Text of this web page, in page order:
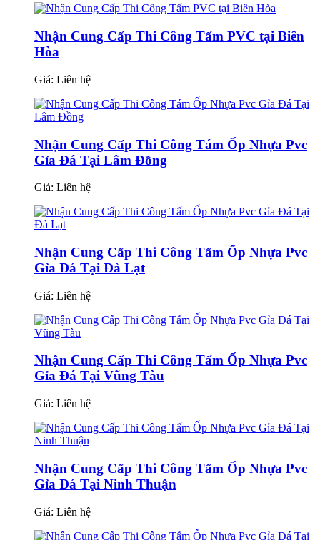
Nhận Cung Cấp Thi Công Tấm PVC tại Biên
Hòa
Giá: Liên hệ
Nhận Cung Cấp Thi Công Tám Ốp Nhựa Pvc
Gỉa Đá Tại Lâm Đồng
Giá: Liên hệ
Nhận Cung Cấp Thi Công Tấm Ốp Nhựa Pvc
Gỉa Đá Tại Đà Lạt
Giá: Liên hệ
Nhận Cung Cấp Thi Công Tấm Ốp Nhựa Pvc
Gỉa Đá Tại Vũng Tàu
Giá: Liên hệ
Nhận Cung Cấp Thi Công Tấm Ốp Nhựa Pvc
Gỉa Đá Tại Ninh Thuận
Giá: Liên hệ